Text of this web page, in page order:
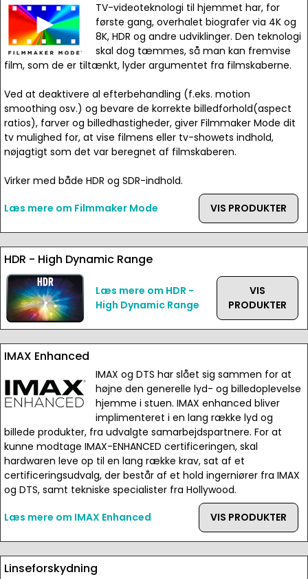
TV-videoteknologi til hjemmet har, for
første gang, overhalet biografer via 4K og
8K, HDR og andre udviklinger. Den teknologi
skal dog tæmmes, så man kan fremvise
film, som de er tiltænkt, lyder argumentet fra filmskaberne.
Ved at deaktivere al efterbehandling (f.eks. motion
smoothing osv.) og bevare de korrekte billedforhold(aspect
ratios), farver og billedhastigheder, giver Filmmaker Mode dit
tv mulighed for, at vise filmens eller tv-showets indhold,
nøjagtigt som det var beregnet af filmskaberen.
Virker med både HDR og SDR-indhold.
Læs mere om Filmmaker Mode
VIS PRODUKTER
HDR - High Dynamic Range
Læs mere om HDR -
High Dynamic Range
VIS
PRODUKTER
IMAX Enhanced
IMAX og DTS har slået sig sammen for at
højne den generelle lyd- og billedoplevelse
hjemme i stuen. IMAX enhanced bliver
implimenteret i en lang række lyd og
billede produkter, fra udvalgte samarbejdspartnere. For at
kunne modtage IMAX-ENHANCED certificeringen, skal
hardwaren leve op til en lang række krav, sat af et
certificeringsudvalg, der består af et hold ingerniører fra IMAX
og DTS, samt tekniske specialister fra Hollywood.
Læs mere om IMAX Enhanced
VIS PRODUKTER
Linseforskydning